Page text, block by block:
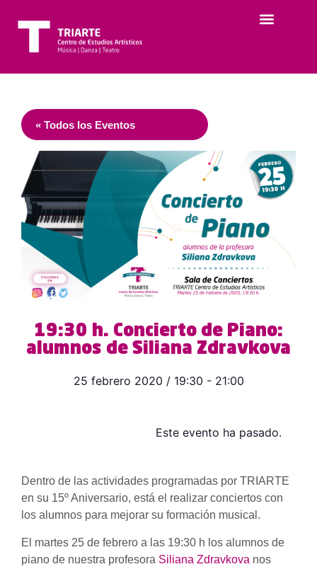
« Todos los Eventos
19:30 h. Concierto de Piano:
alumnos de Siliana Zdravkova
25 febrero 2020 / 19:30 - 21:00
Este evento ha pasado.
Dentro de las actividades programadas por TRIARTE
en su 15º Aniversario, está el realizar conciertos con
los alumnos para mejorar su formación musical.
El martes 25 de febrero a las 19:30 h los alumnos de
piano de nuestra profesora Siliana Zdravkova nos